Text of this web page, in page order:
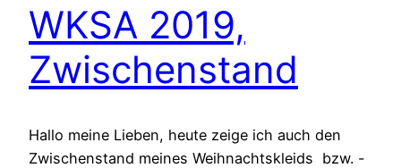
WKSA 2019,
Zwischenstand
Hallo meine Lieben, heute zeige ich auch den
Zwischenstand meines Weihnachtskleids bzw. -